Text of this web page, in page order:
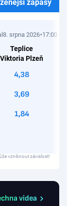
zápasy
8. srpna 2026 17:00
Teplice
Viktoria Plzeň
4,38
3,69
1,84
vzniknout závislost!
videa